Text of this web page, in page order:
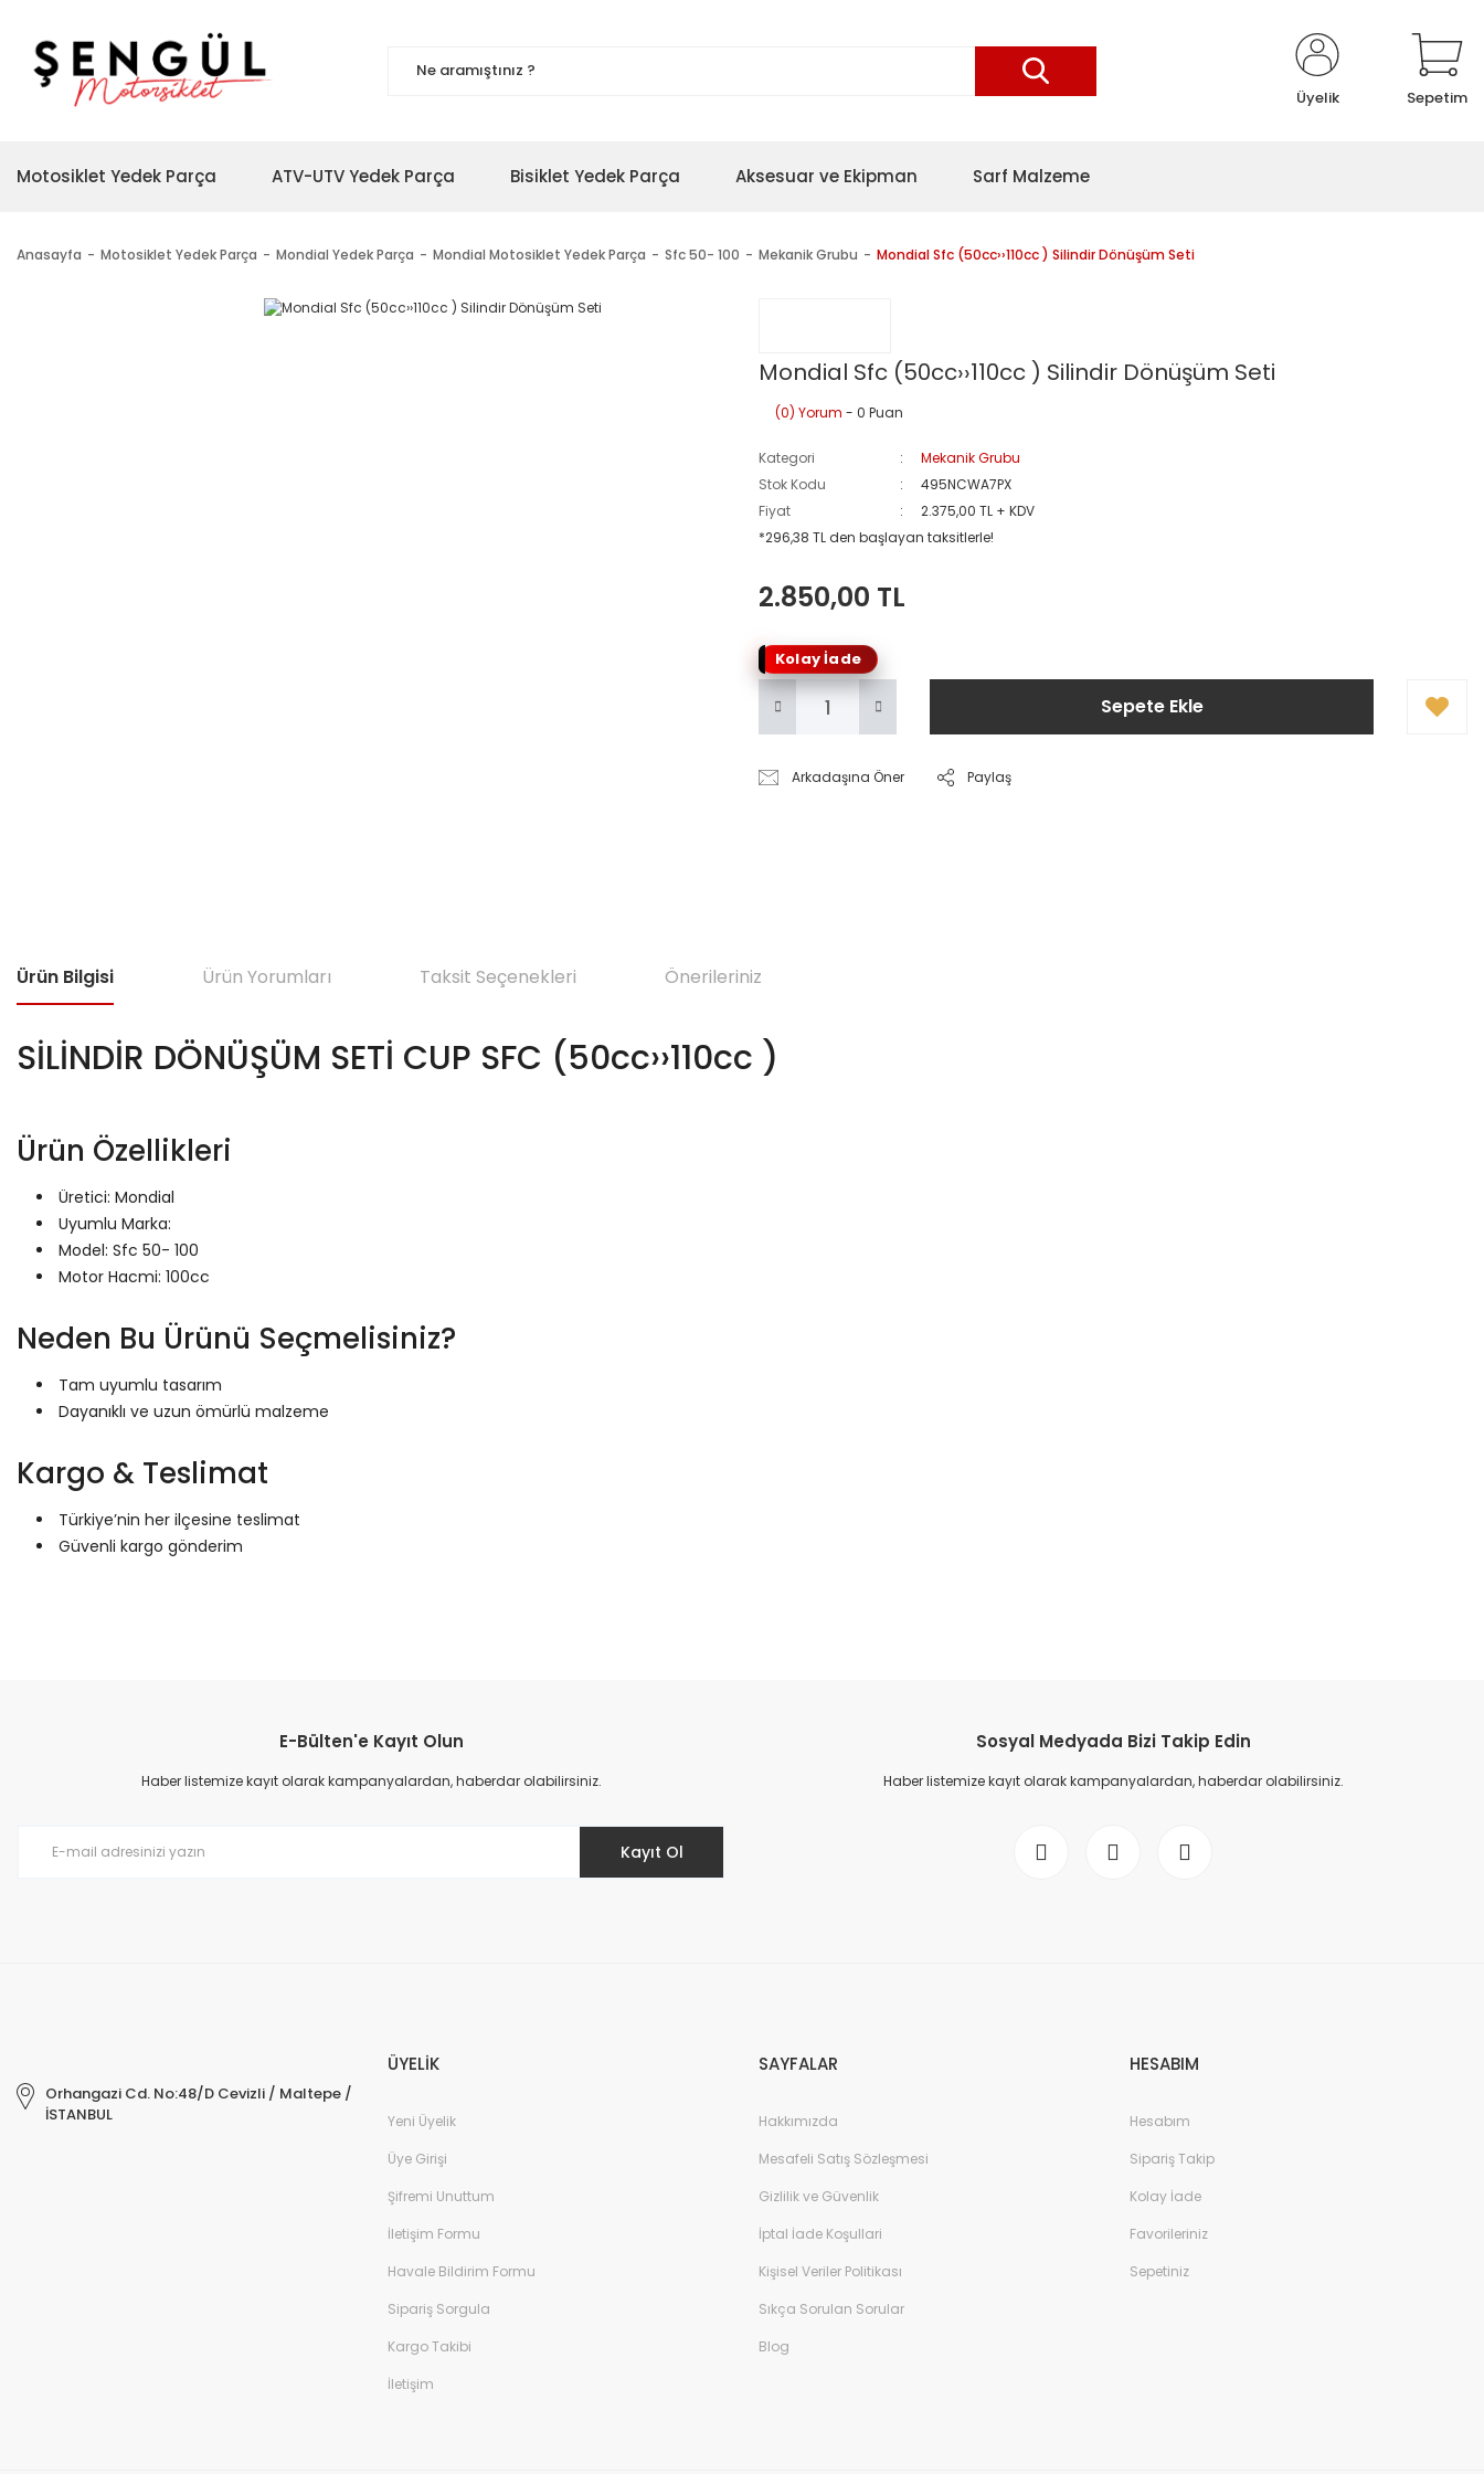
Üyelik Sepetim
Motosiklet Yedek Parça ATV-UTV Yedek Parça Bisiklet Yedek Parça Aksesuar ve Ekipman Sarf Malzeme
Anasayfa Motosiklet Yedek Parça Mondial Yedek Parça Mondial Motosiklet Yedek Parça Sfc 50- 100 Mekanik Grubu Mondial Sfc (50cc››110cc ) Silindir Dönüşüm Seti
Mondial Sfc (50cc››110cc ) Silindir Dönüşüm Seti
(0) Yorum - 0 Puan
Kategori
Mekanik Grubu
Stok Kodu
495NCWA7PX
Fiyat
2.375,00 TL + KDV
*296,38 TL den başlayan taksitlerle!
2.850,00 TL
Kolay İade
Sepete Ekle
Arkadaşına Öner Paylaş
Ürün Bilgisi Ürün Yorumları Taksit Seçenekleri Önerileriniz
SİLİNDİR DÖNÜŞÜM SETİ CUP SFC (50cc››110cc )
Ürün Özellikleri
Üretici: Mondial
Uyumlu Marka:
Model: Sfc 50- 100
Motor Hacmi: 100cc
Neden Bu Ürünü Seçmelisiniz?
Tam uyumlu tasarım
Dayanıklı ve uzun ömürlü malzeme
Kargo & Teslimat
Türkiye’nin her ilçesine teslimat
Güvenli kargo gönderim
Ürün resmi kalitesiz, bozuk veya görüntülenemiyor.
Ürün açıklamasında eksik bilgiler bulunuyor.
E-Bülten'e Kayıt Olun
Haber listemize kayıt olarak kampanyalardan, haberdar olabilirsiniz.
Kayıt Ol
Sosyal Medyada Bizi Takip Edin
Haber listemize kayıt olarak kampanyalardan, haberdar olabilirsiniz.
Orhangazi Cd. No:48/D Cevizli / Maltepe /
İSTANBUL
ÜYELİK
Yeni Üyelik
Üye Girişi
Şifremi Unuttum
İletişim Formu
Havale Bildirim Formu
Sipariş Sorgula
Kargo Takibi
İletişim
SAYFALAR
Hakkımızda
Mesafeli Satış Sözleşmesi
Gizlilik ve Güvenlik
İptal İade Koşullari
Kişisel Veriler Politikası
Sıkça Sorulan Sorular
Blog
HESABIM
Hesabım
Sipariş Takip
Kolay İade
Favorileriniz
Sepetiniz